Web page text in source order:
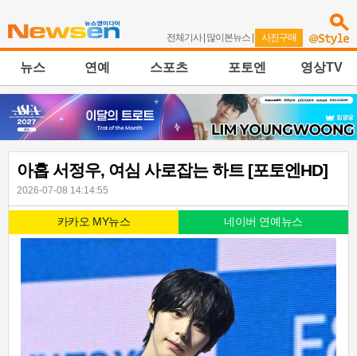
전체기사| 많이본뉴스 | 사진구매
뉴스 연예 스포츠 포토엔 영상TV
아홉 서정우, 여심 사로잡는 하트 [포토엔HD]
2026-07-08 14:14:55
카카오 MY뉴스 네이버 연예뉴스